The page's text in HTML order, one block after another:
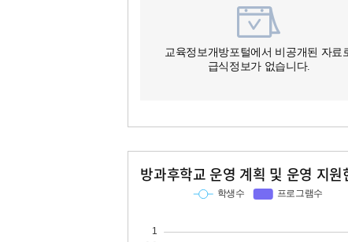
교육정보개방포털에서 비공개된 자료
급식정보가 없습니다.
방과후학교 운영 계획 및 운영 지원